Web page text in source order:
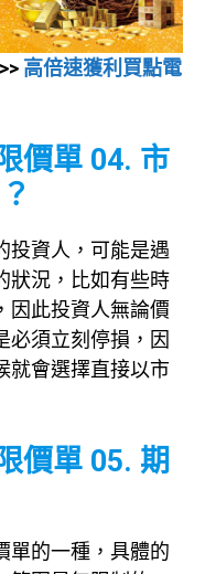
高倍速獲利買點電
價單 04. 市
投資人，可能是遇
狀況，比如有些時
因此投資人無論價
必須立刻停損，因
就會選擇直接以市
價單 05. 期
單的一種，具體的